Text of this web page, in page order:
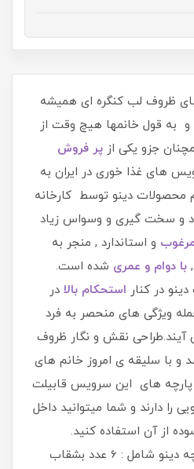
ظروف لب کنگره ای همیشه
و به قول خانمها هیچ وقت از
جزو یکی از پر فروش
های غذا خوری در ایران به
محصولات دینو توسط کارخانه
و سخت گیری و وسواس زیاد
مرغوب و استاندارد , منجر به
با دوام و عمری شده است.
در کنار استحکام بالا در
ویژگی های منحصر به فرد
نقش و نگار ظروف
و با سلیقه ی امروز خانم های
پارچه های این سرویس قابیلت
را دارند و شما میتوانید داخل
از آن استفاده کنید.
سرویس غذاخوری 25 پارچه دینو شامل : 6 عدد بشقاب